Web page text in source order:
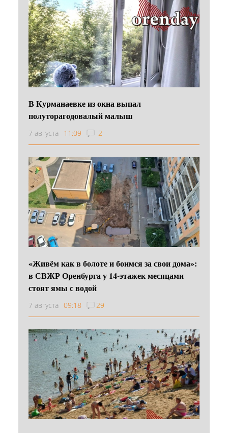
В Курманаевке из окна выпал
полуторагодовалый малыш
7 августа 11:09 2
«Живём как в болоте и боимся за свои дома»:
в СВЖР Оренбурга у 14-этажек месяцами
стоят ямы с водой
7 августа 09:18 29